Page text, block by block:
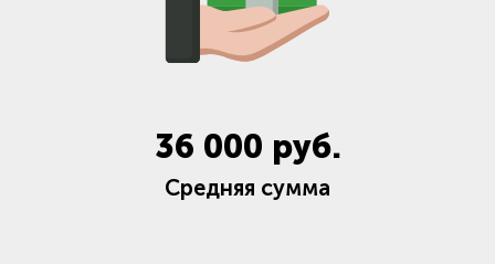
36 000 руб.
Средняя сумма